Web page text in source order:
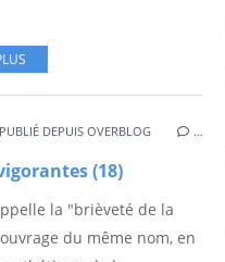
PUBLIÉ DEPUIS OVERBLOG …
(18)
la "brièveté de la
du même nom, en